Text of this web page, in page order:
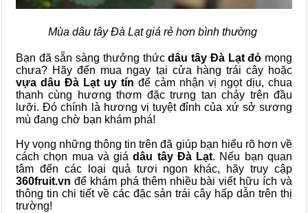
Mùa dâu tây Đà Lạt giá rẻ hơn bình thường
Bạn đã sẵn sàng thưởng thứcdâu tây Đà Lạt đỏ mọng
chưa? Hãy đến mua ngay tại cửa hàng trái cây hoặc
vựa dâu Đà Lạt uy tín để cảm nhận vị ngọt dịu, chua
thanh cùng hương thơm đặc trưng tan chảy trên đầu
lưỡi. Đó chính là hương vị tuyệt đỉnh của xứ sở sương
mù đang chờ bạn khám phá!
Hy vọng những thông tin trên đã giúp bạn hiểu rõ hơn về
cách chọn mua và giádâu tây Đà Lạt. Nếu bạn quan
tâm đến các loại quả tươi ngon khác, hãy truy cập
360fruit.vn để khám phá thêm nhiều bài viết hữu ích và
thông tin chi tiết về các đặc sản trái cây hấp dẫn trên thị
trường!